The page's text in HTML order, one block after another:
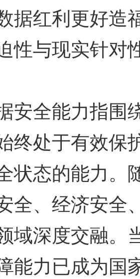
据红利更好造
性与现实针对
全能力指围
终处于有效保
状态的能力。
全、经济安全
域深度交融。
能力已成为国